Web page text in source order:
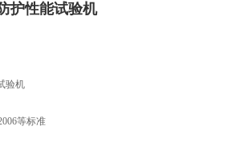
护性能试验机
验机
等标准